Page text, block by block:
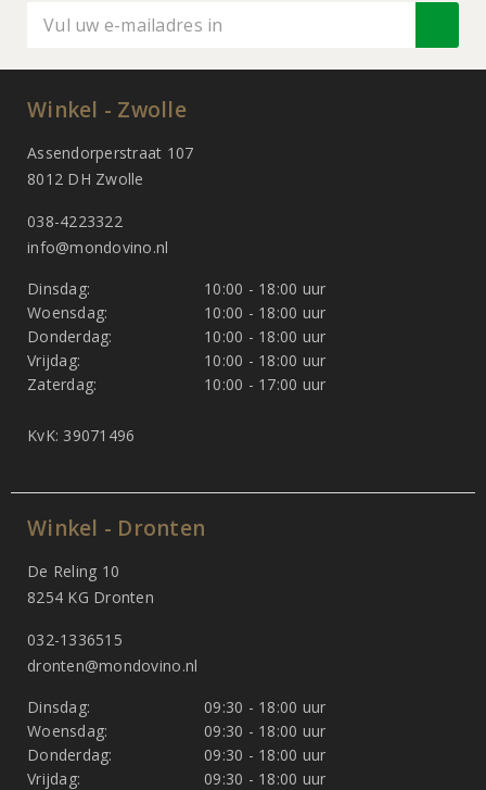
Winkel - Zwolle
Assendorperstraat 107
8012 DH Zwolle
038-4223322
info@mondovino.nl
Dinsdag:
10:00 - 18:00 uur
Woensdag:
10:00 - 18:00 uur
Donderdag:
10:00 - 18:00 uur
Vrijdag:
10:00 - 18:00 uur
Zaterdag:
10:00 - 17:00 uur
KvK: 39071496
Winkel - Dronten
De Reling 10
8254 KG Dronten
032-1336515
dronten@mondovino.nl
Dinsdag:
09:30 - 18:00 uur
Woensdag:
09:30 - 18:00 uur
Donderdag:
09:30 - 18:00 uur
Vrijdag:
09:30 - 18:00 uur